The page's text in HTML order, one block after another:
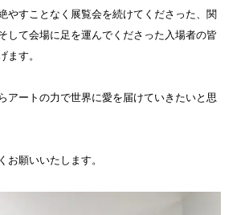
やすことなく展覧会を続けてくださった、関
して会場に足を運んでくださった入場者の皆
ます。
アートの力で世界に愛を届けていきたいと思
お願いいたします。